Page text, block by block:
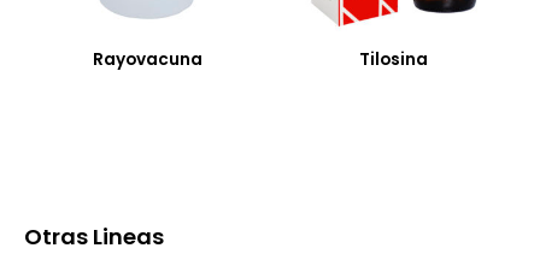
Rayovacuna Tilosina
Otras Lineas